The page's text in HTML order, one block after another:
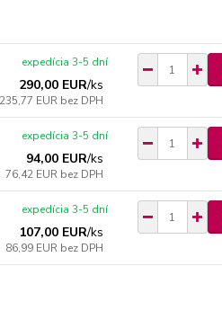
290,00 EUR/ks
235,77 EUR bez DPH
expedícia 3-5 dní
94,00 EUR/ks
76,42 EUR bez DPH
expedícia 3-5 dní
107,00 EUR/ks
86,99 EUR bez DPH
expedícia 3-5 dní